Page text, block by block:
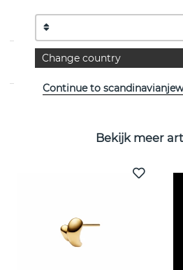
EIGENSCHAPPEN
MAATTABEL
Bekijk meer
Change country
Continue to